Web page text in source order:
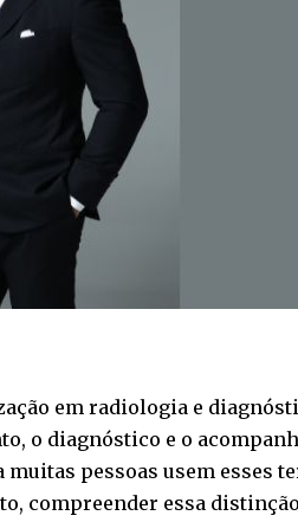
em radiologia e
o diagnóstico e o
pessoas usem esses
compreender essa